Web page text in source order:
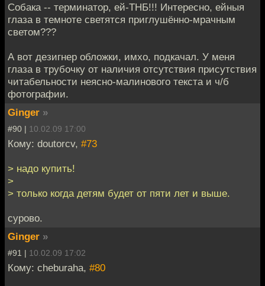
Собака -- терминатор, ей-ТНБ!!! Интересно, ейныя
глаза в темноте светятся приглушённо-мрачным
светом???
А вот дезигнер обложки, имхо, подкачал. У меня
глаза в трубочку от наличия отсутствия присутствия
читабельности неясно-малинового текста и ч/б
фотографии.
Ginger »
#90 | 10.02.09 17:00
Кому: doutorcv, #73
> надо купить!
>
> только когда детям будет от пяти лет и выше.
сурово.
Ginger »
#91 | 10.02.09 17:02
Кому: cheburaha, #80